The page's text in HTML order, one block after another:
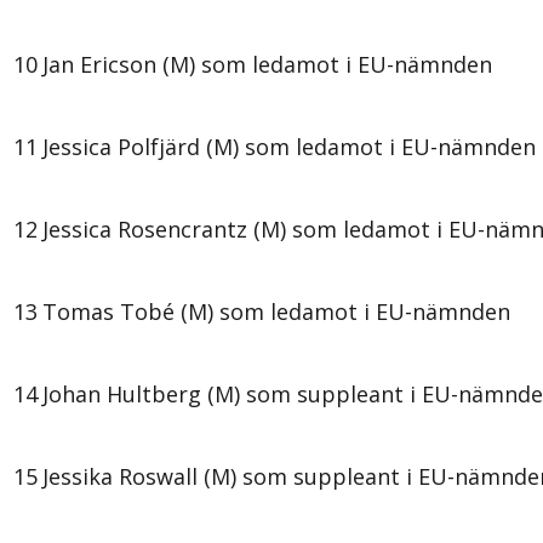
10 Jan Ericson (M) som ledamot i EU-nämnden
11 Jessica Polfjärd (M) som ledamot i EU-nämnden
12 Jessica Rosencrantz (M) som ledamot i EU-
13 Tomas Tobé (M) som ledamot i EU-nämnden
14 Johan Hultberg (M) som suppleant i EU-
15 Jessika Roswall (M) som suppleant i EU-